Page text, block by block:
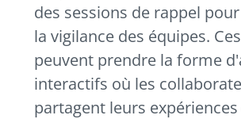
des sessions de rappel
la vigilance des équipes.
peuvent prendre la forme
interactifs où les
partagent leurs expériences